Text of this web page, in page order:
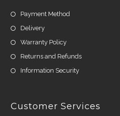
Payment Method
Delivery
Warranty Policy
Returns and Refunds
Information Security
Customer Services